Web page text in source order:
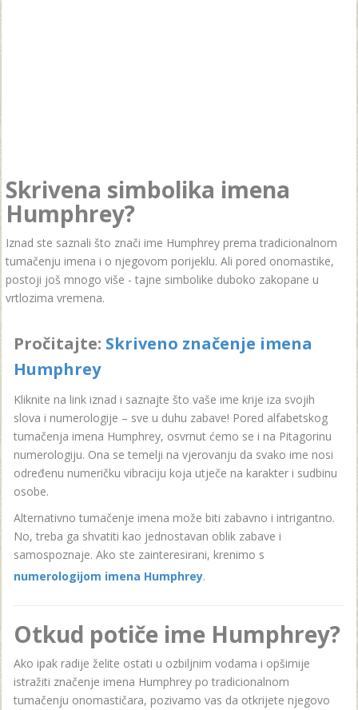
Skrivena simbolika imena
Humphrey?
Iznad ste saznali što znači ime Humphrey prema tradicionalnom
tumačenju imena i o njegovom porijeklu. Ali pored onomastike,
postoji još mnogo više - tajne simbolike duboko zakopane u
vrtlozima vremena.
Pročitajte: Skriveno značenje imena
Humphrey
Kliknite na link iznad i saznajte što vaše ime krije iza svojih
slova i numerologije – sve u duhu zabave! Pored alfabetskog
tumačenja imena Humphrey, osvrnut ćemo se i na Pitagorinu
numerologiju. Ona se temelji na vjerovanju da svako ime nosi
određenu numeričku vibraciju koja utječe na karakter i sudbinu
osobe.
Alternativno tumačenje imena može biti zabavno i intrigantno.
No, treba ga shvatiti kao jednostavan oblik zabave i
samospoznaje. Ako ste zainteresirani, krenimo s
numerologijom imena Humphrey.
Otkud potiče ime Humphrey?
Ako ipak radije želite ostati u ozbiljnim vodama i opširnije
istražiti značenje imena Humphrey po tradicionalnom
tumačenju onomastičara, pozivamo vas da otkrijete njegovo